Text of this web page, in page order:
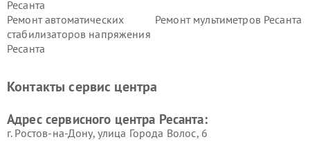
Ресанта
Ремонт автоматических
стабилизаторов напряжения
Ресанта
Ремонт мультиметров Ресанта
Контакты сервис центра
Адрес сервисного центра Ресанта:
г. Ростов-на-Дону, улица Города Волос, 6